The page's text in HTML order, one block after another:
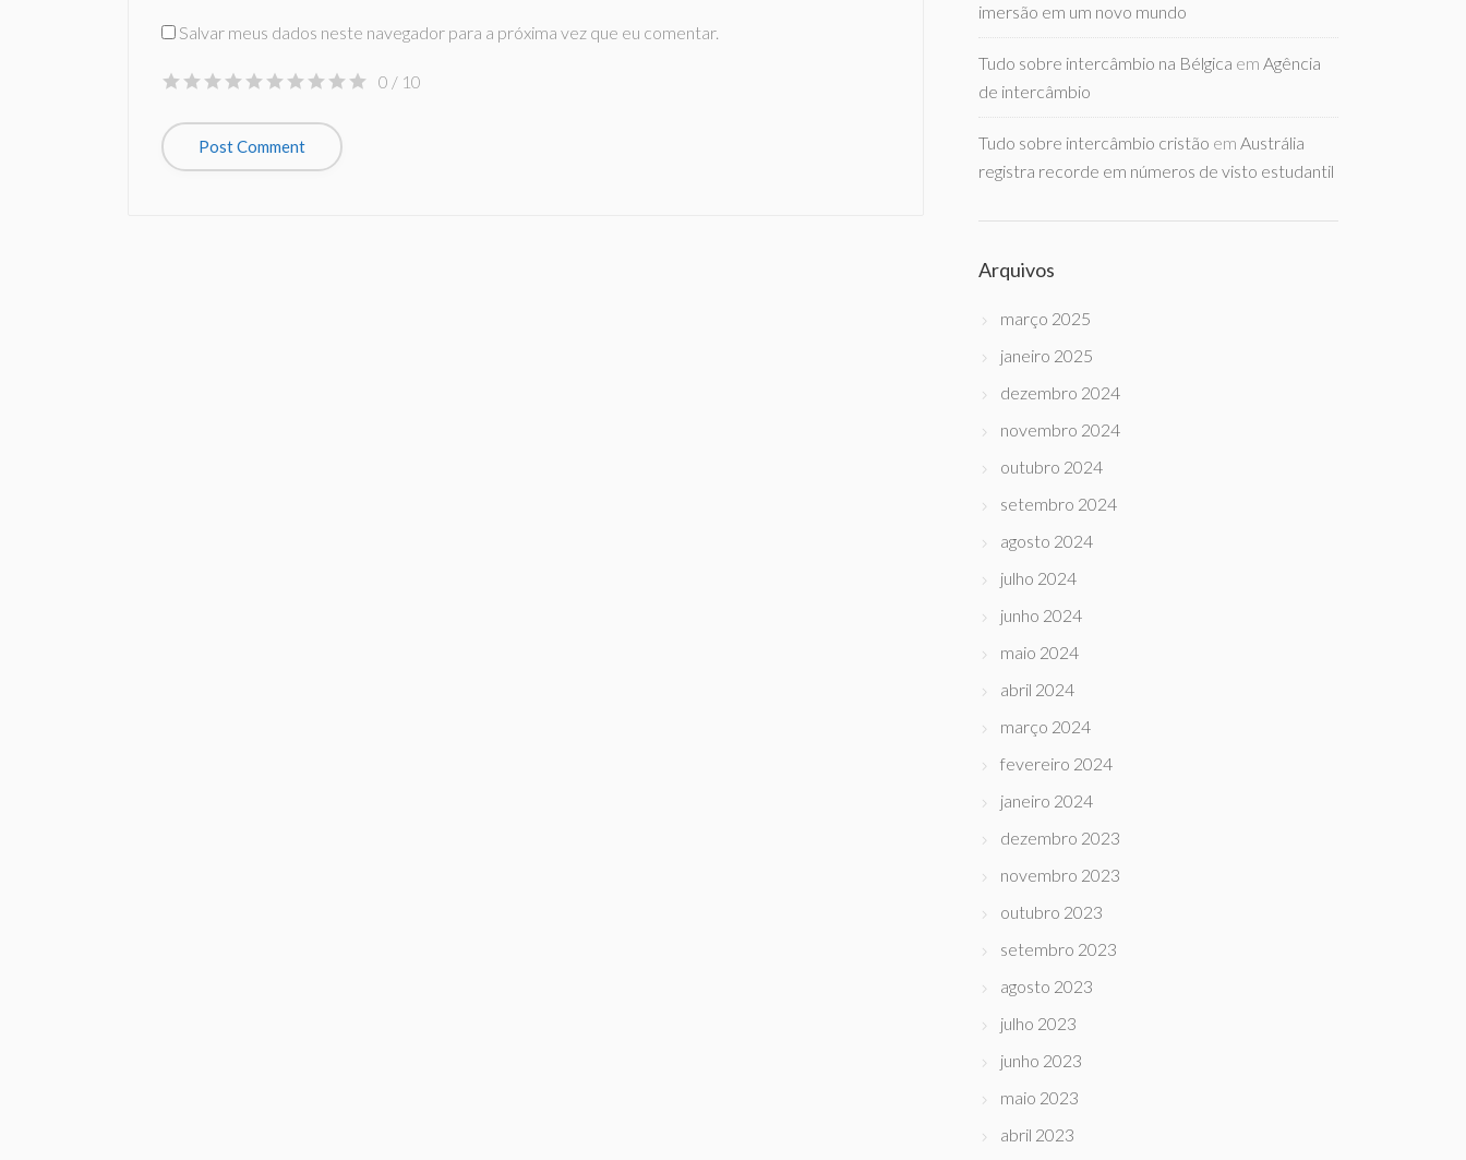
Salvar meus dados neste navegador para a próxima vez que eu comentar.
0 / 10
imersão em um novo mundo
Tudo sobre intercâmbio na Bélgica em Agência
de intercâmbio
Tudo sobre intercâmbio cristão em Austrália
registra recorde em números de visto estudantil
Arquivos
março 2025
janeiro 2025
dezembro 2024
novembro 2024
outubro 2024
setembro 2024
agosto 2024
julho 2024
junho 2024
maio 2024
abril 2024
março 2024
fevereiro 2024
janeiro 2024
dezembro 2023
novembro 2023
outubro 2023
setembro 2023
agosto 2023
julho 2023
junho 2023
maio 2023
abril 2023